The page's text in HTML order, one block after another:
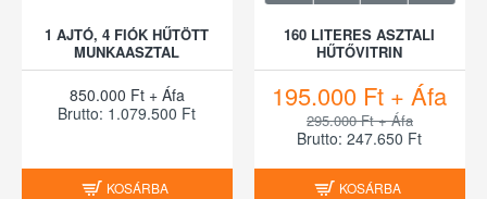
1 AJTÓ, 4 FIÓK HŰTÖTT
MUNKAASZTAL
850.000 Ft + Áfa
Brutto: 1.079.500 Ft
KOSÁRBA
160 LITERES ASZTALI
HŰTŐVITRIN
195.000 Ft + Áfa
295.000 Ft + Áfa
Brutto: 247.650 Ft
KOSÁRBA